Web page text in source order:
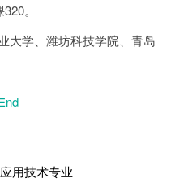
。
大学、潍坊科技学院、青岛
用技术专业